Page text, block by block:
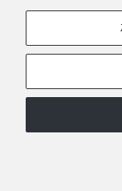
Zwroty i reklamacje